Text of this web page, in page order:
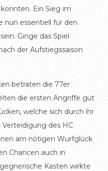
Ein Sieg im
nun essentiell für den
Ginge das Spiel
der Aufstiegssaison
betraten die 77er
die ersten Angriffe gut
welche sich durch ihr
Verteidigung des HC
am nötigen Wurfglück
Chancen auch in
Kasten wirkte